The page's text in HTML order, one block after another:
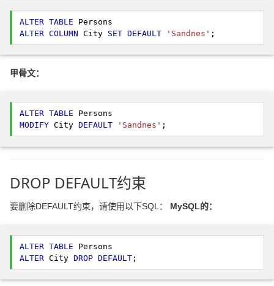
ALTER TABLE
ALTER COLUMN City SET DEFAULT 'Sandnes' ;
甲骨文：
ALTER TABLE
MODIFY City DEFAULT 'Sandnes' ;
DROP DEFAULT约束
要删除DEFAULT约束，请使用以下SQL： MySQL的：
ALTER TABLE
ALTER City DROP DEFAULT ;